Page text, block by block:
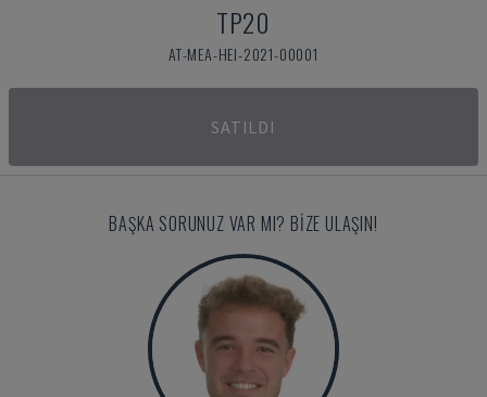
TP20
AT-MEA-HEI-2021-00001
SATILDI
BAŞKA SORUNUZ VAR MI? BIZE ULAŞIN!